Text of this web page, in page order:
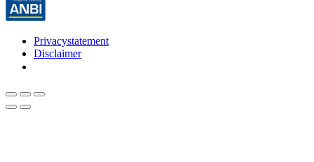
Privacystatement
Disclaimer